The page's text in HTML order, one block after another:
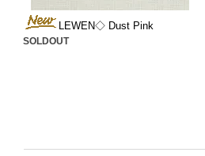
LEWEN◇ Dust Pink
SOLDOUT